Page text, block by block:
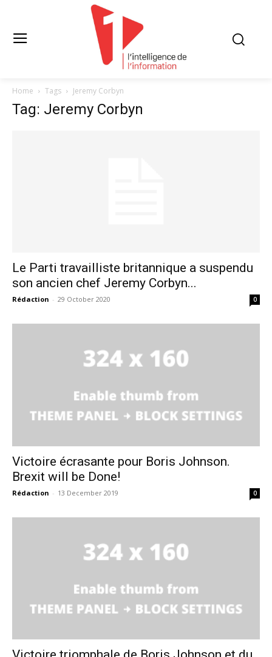
Home Tags Jeremy Corbyn
Tag: Jeremy Corbyn
Le Parti travailliste britannique a suspendu
son ancien chef Jeremy Corbyn...
Rédaction - 29 October 2020 0
Victoire écrasante pour Boris Johnson.
Brexit will be Done!
Rédaction - 13 December 2019 0